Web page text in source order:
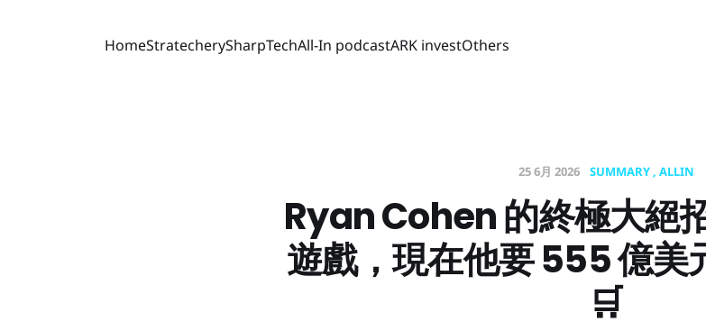
HomeStratecherySharpTechAll-In podcastARK investOthers
25 6月 2026 SUMMARY ALLIN
Ryan Cohen 的終極大絕
遊戲，現在他要 555 億美
🛒